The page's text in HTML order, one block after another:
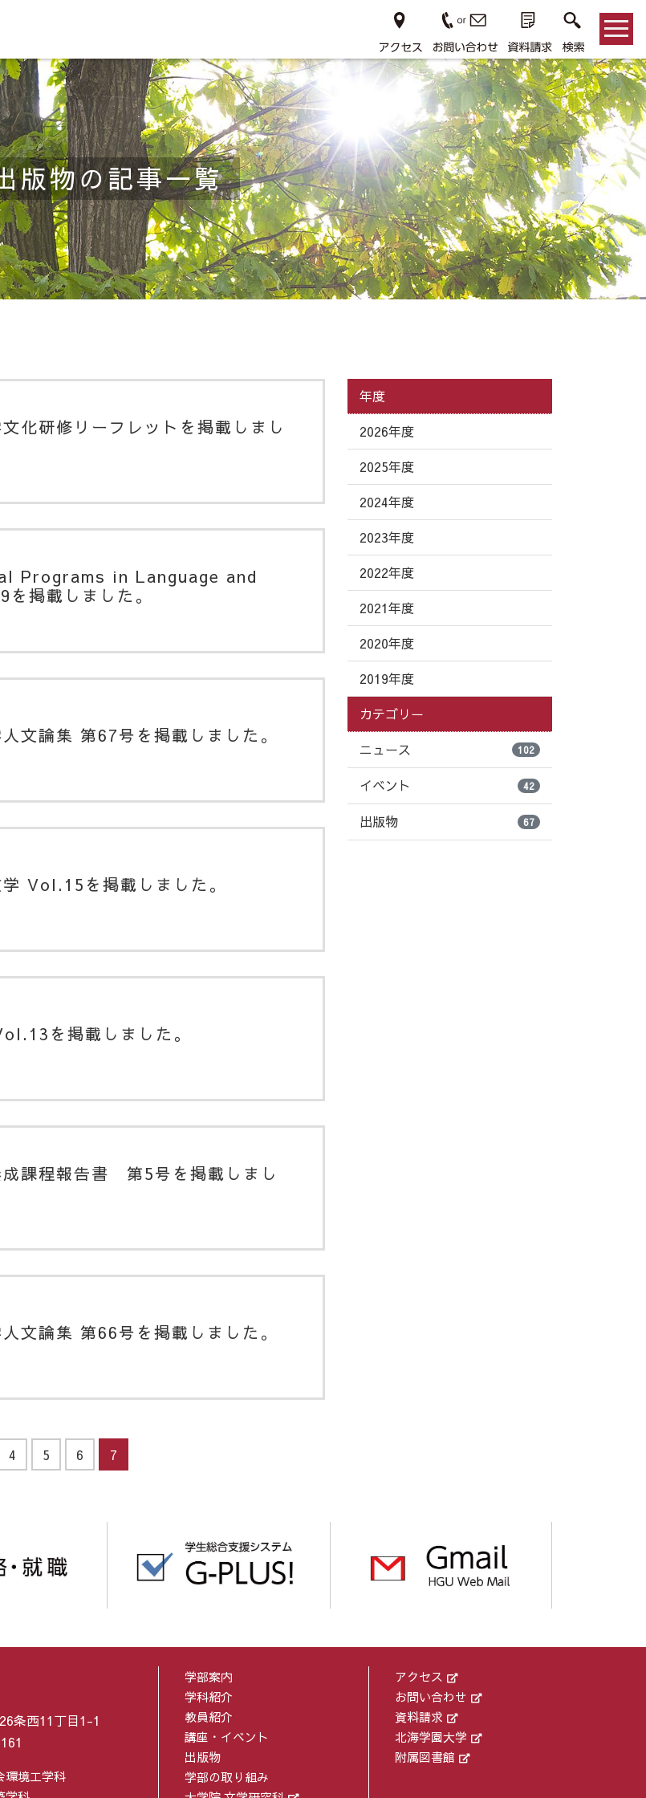
版物の記事一覧
化研修リーフレットを掲載しまし
Programs in Language and
掲載しました。
文論集 第67号を掲載しました。
Vol.15を掲載しました。
を掲載しました。
成課程報告書 第5号を掲載しまし
文論集 第66号を掲載しました。
4 5 6 7
年度
2026年度
2025年度
2024年度
2023年度
2022年度
2021年度
2020年度
2019年度
カテゴリー
ニュース 102
イベント 42
出版物 67
条西11丁目1-1
環境工学科
学部案内
学科紹介
教員紹介
講座・イベント
出版物
学部の取り組み
アクセス
お問い合わせ
資料請求
北海学園大学
附属図書館